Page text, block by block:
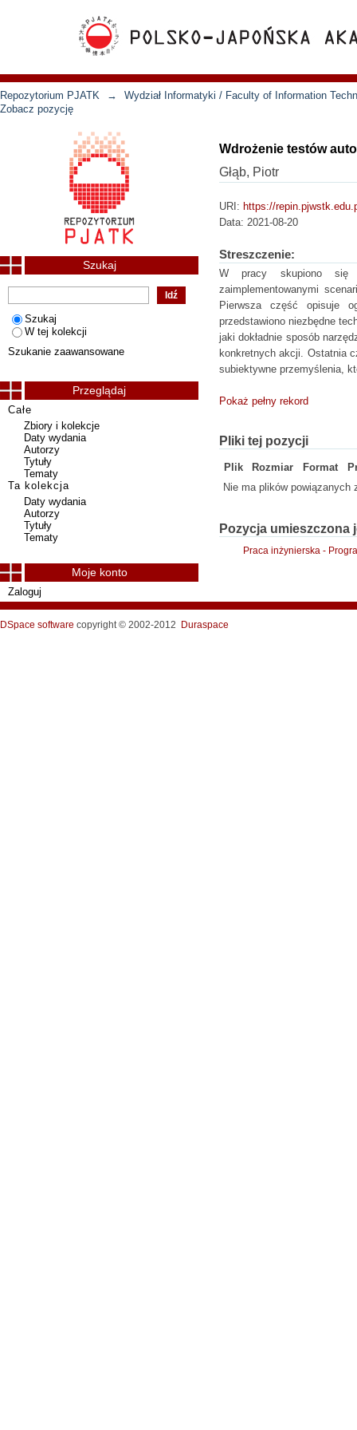
Repozytorium PJATK →
Wydział Informatyki / Faculty of Information
Zobacz pozycję
Wdrożenie testów
Głąb, Piotr
URI: https://
Data: 2021-08-20
Streszczenie:
W pracy skupiono się
zaimplementowanymi
Pierwsza część opisuje
przedstawiono niezbędne
jaki dokładnie sposób
konkretnych akcji. Ostatnia
subiektywne przemyślenia,
Pokaż pełny rekord
Pliki tej pozycji
Plik Rozmiar Format
Nie ma plików powiązanych
Pozycja
Praca inżynierska -
Szukaj
Szukaj
W tej kolekcji
Szukanie zaawansowane
Przeglądaj
Całe
Zbiory i kolekcje
Daty wydania
Autorzy
Tytuły
Tematy
Ta kolekcja
Daty wydania
Autorzy
Tytuły
Tematy
Moje konto
Zaloguj
DSpace software copyright © 2002-2012 Duraspace